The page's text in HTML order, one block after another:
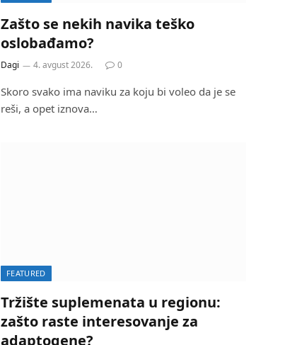
Zašto se nekih navika teško
oslobađamo?
Dagi 4. avgust 2026. 0
Skoro svako ima naviku za koju bi voleo da je se
reši, a opet iznova…
FEATURED
Tržište suplemenata u regionu:
zašto raste interesovanje za
adaptogene?